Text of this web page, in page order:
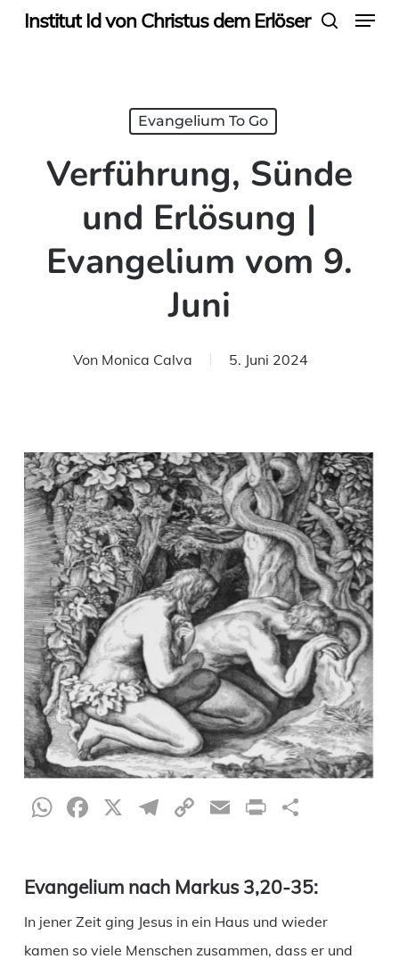
SkipInstitut Id von Christus dem Erlöser Menu
Evangelium To Go
Verführung, Sünde
und Erlösung |
Evangelium vom 9.
Juni
Von Monica Calva 5. Juni 2024
WhatsApp
Facebook
X Telegram
CopyEmailPrint
Evangelium nach Markus 3,20-35:
In jener Zeit ging Jesus in ein Haus und wieder
kamen so viele Menschen zusammen, dass er und